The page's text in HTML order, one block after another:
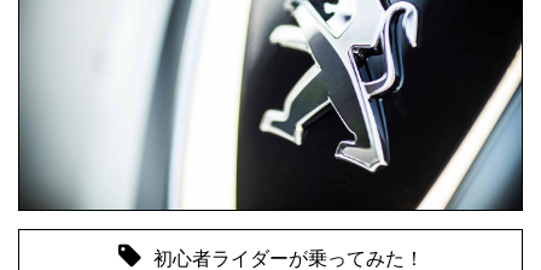
初心者ライダーが乗ってみた！